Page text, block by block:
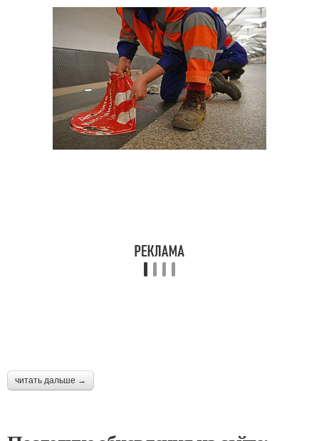
читать дальше →